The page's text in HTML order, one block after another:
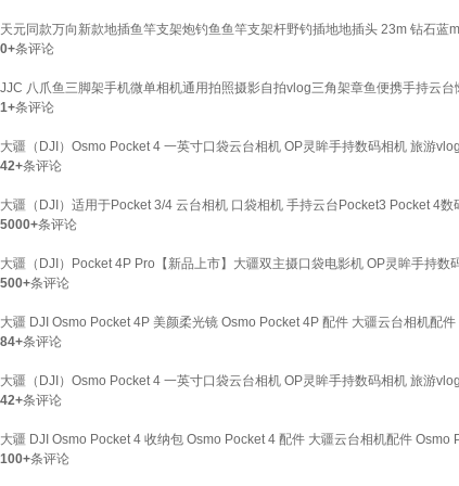
天元同款万向新款地插鱼竿支架炮钓鱼鱼竿支架杆野钓插地地插头 23m 钻石蓝
0+条评论
JJC 八爪鱼三脚架手机微单相机通用拍照摄影自拍vlog三角架章鱼便携手持云台
1+条评论
大疆（DJI）Osmo Pocket 4 一英寸口袋云台相机 OP灵眸手持数码相机 旅游
42+条评论
大疆（DJI）适用于Pocket 3/4 云台相机 口袋相机 手持云台Pocket3 Pocket 4数
5000+条评论
大疆（DJI）Pocket 4P Pro【新品上市】大疆双主摄口袋电影机 OP灵眸手持
500+条评论
大疆 DJI Osmo Pocket 4P 美颜柔光镜 Osmo Pocket 4P 配件 大疆云台相机配
84+条评论
大疆（DJI）Osmo Pocket 4 一英寸口袋云台相机 OP灵眸手持数码相机 旅游
42+条评论
大疆 DJI Osmo Pocket 4 收纳包 Osmo Pocket 4 配件 大疆云台相机配件 Osmo
100+条评论